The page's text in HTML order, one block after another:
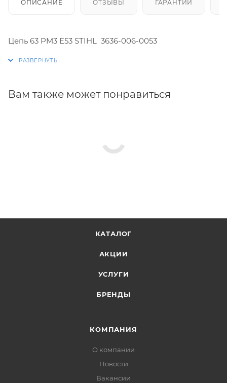
ОПИСАНИЕ ОТЗЫВЫ ГАРАНТИИ
Цепь 63 PM3 E53 STIHL 3636-006-0053
Вам также может понравиться
КАТАЛОГ
АКЦИИ
УСЛУГИ
БРЕНДЫ
КОМПАНИЯ
О компании
Новости
Вакансии